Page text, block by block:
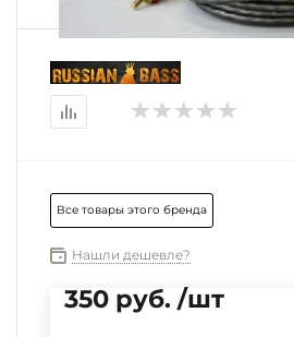
Все товары этого бренда
Нашли дешевле?
350 руб. /шт